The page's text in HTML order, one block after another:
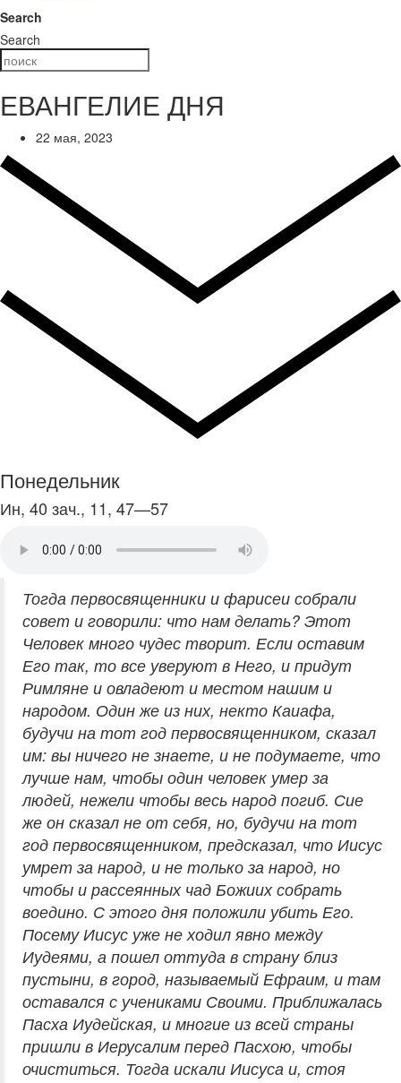
Search
Search
ЕВАНГЕЛИЕ ДНЯ
22 мая, 2023
Понедельник
Ин, 40 зач., 11, 47—57
Тогда первосвященники и фарисеи собрали
совет и говорили: что нам делать? Этот
Человек много чудес творит. Если оставим
Его так, то все уверуют в Него, и придут
Римляне и овладеют и местом нашим и
народом. Один же из них, некто Каиафа,
будучи на тот год первосвященником, сказал
им: вы ничего не знаете, и не подумаете, что
лучше нам, чтобы один человек умер за
людей, нежели чтобы весь народ погиб. Сие
же он сказал не от себя, но, будучи на тот
год первосвященником, предсказал, что Иисус
умрет за народ, и не только за народ, но
чтобы и рассеянных чад Божиих собрать
воедино. С этого дня положили убить Его.
Посему Иисус уже не ходил явно между
Иудеями, а пошел оттуда в страну близ
пустыни, в город, называемый Ефраим, и там
оставался с учениками Своими. Приближалась
Пасха Иудейская, и многие из всей страны
пришли в Иерусалим перед Пасхою, чтобы
очиститься. Тогда искали Иисуса и, стоя